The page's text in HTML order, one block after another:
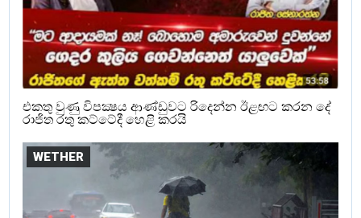
එකතු වුණු විපක්‍ෂය ආණ්ඩුවට රිදෙන්න ඊළඟට කරන දේ
රාජිත රතු කට්ටේදී හෙළි කරයි
WETHER